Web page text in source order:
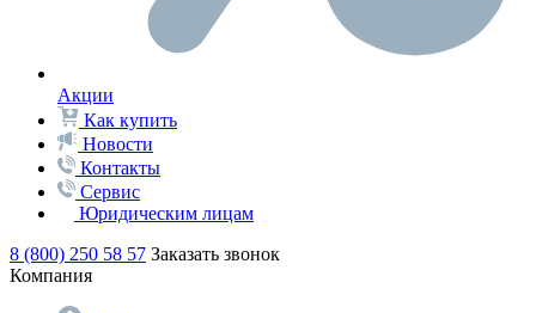
Акции
Как купить
Новости
Контакты
Сервис
Юридическим лицам
8 (800) 250 58 57 Заказать звонок
Компания